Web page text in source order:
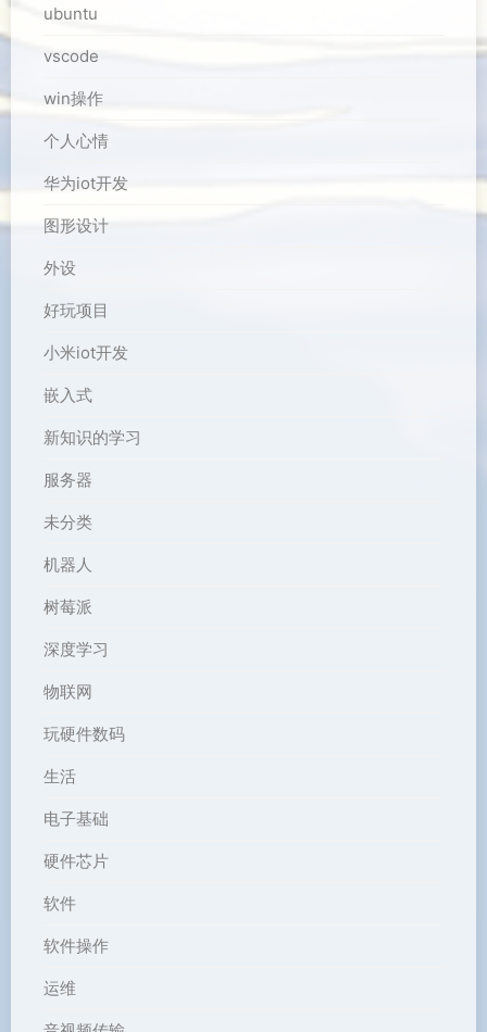
ubuntu
vscode
win操作
个人心情
华为iot开发
图形设计
外设
好玩项目
小米iot开发
嵌入式
新知识的学习
服务器
未分类
机器人
树莓派
深度学习
物联网
玩硬件数码
生活
电子基础
硬件芯片
软件
软件操作
运维